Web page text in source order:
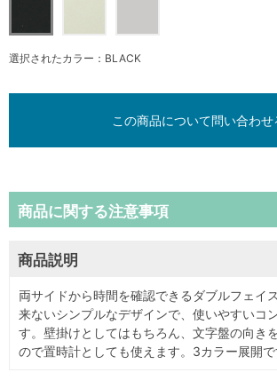
選択されたカラー：BLACK
この商品について問い合わせ
商品説明
両サイドから時間を確認できるダブルフェイ
来ないシンプルなデザインで、使いやすいコ
す。壁掛けとしてはもちろん、文字盤の向き
ので置時計としても使えます。3カラー展開で
商品に関する注意事項